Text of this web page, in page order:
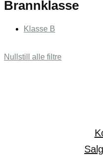
Brannklasse
Klasse B
Nullstill alle filtre